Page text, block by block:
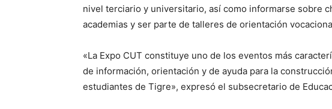
nivel terciario y universitario, así como informarse sobre
academias y ser parte de talleres de orientación
«La Expo CUT constituye uno de los eventos más
de información, orientación y de ayuda para la
estudiantes de Tigre», expresó el subsecretario de